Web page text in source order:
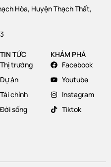
Hòa, Huyện Thạch Thất,
TIN TỨC
Thị trường
Dự án
Tài chính
Đời sống
KHÁM PHÁ
Facebook
Youtube
Instagram
Tiktok